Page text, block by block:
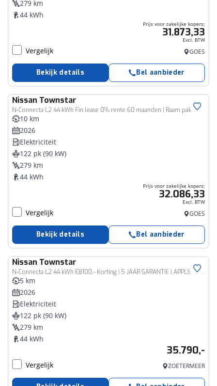
279 km
44 kWh
Prijs voor zakelijke kopers:
31.873,33
Excl. BTW
Vergelijk GOES
Bekijk details Bel aanbieder
Nissan Townstar
N-Connecta L2 44 kWh Fin lease 0% rente 60 maanden | Raam pakket
Bedrijfswagen
10 km
2026
Elektriciteit
122 pk (90 kW)
279 km
44 kWh
Prijs voor zakelijke kopers:
32.086,33
Excl. BTW
Vergelijk GOES
Bekijk details Bel aanbieder
Nissan Townstar
N-Connecta L2 44 kWh €8100.- Korting | 5 JAAR GARANTIE | APPLE CAR/ANDROID AUTO | ECO LEDER |
Bedrijfswagen
5 km
2026
Elektriciteit
122 pk (90 kW)
279 km
44 kWh
35.790,-
Vergelijk ZOETERMEER